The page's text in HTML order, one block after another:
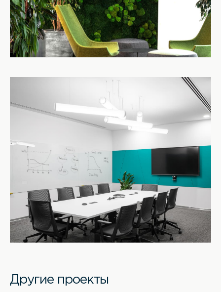
Другие проекты